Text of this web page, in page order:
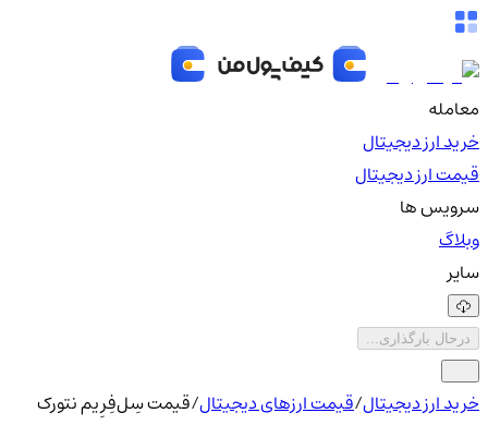
معامله
خرید ارز دیجیتال
قیمت ارز دیجیتال
سرویس ها
وبلاگ
سایر
درحال بارگذاری...
خرید ارز دیجیتال/قیمت ارزهای دیجیتال/قیمت سِل‌فِرِیم نتورک